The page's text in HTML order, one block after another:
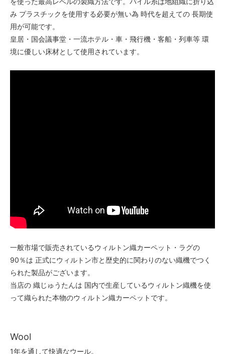
み プラスチックを使用する必要が無い為 時代を超えての 長期使
用が可能です。
皇居・国会議事堂・一流ホテル・車・飛行機・客船・列車等 環
境に優しい床材として使用されています。
一般市場で販売されているウィルトン織カーペット・ラグの
90％は 正式にウィルトン市と歴史的に関わりのない織機でつく
られた製品がございます。
当店の 織じゅうたんは 国内で生産しているウィルトン織機を使
って織られた本物のウィルトン織カーペットです。
Wool
1年を通して快適なウール。